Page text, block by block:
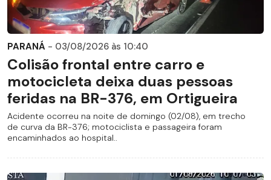
PARANÁ - 03/08/2026 às 10:40
Colisão frontal entre carro e
motocicleta deixa duas pessoas
feridas na BR-376, em Ortigueira
Acidente ocorreu na noite de domingo (02/08), em trecho
de curva da BR-376; motociclista e passageira foram
encaminhados ao hospital..